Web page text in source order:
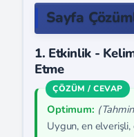
Sayfa
1. Etkinlik -
Etme
Optimum:
Uygun, en